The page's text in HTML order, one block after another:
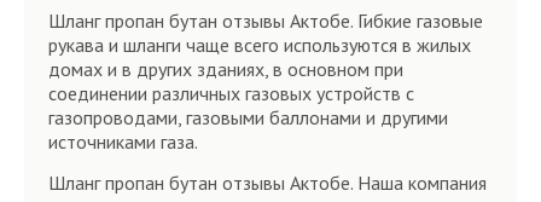
Шланг пропан бутан отзывы Актобе. Гибкие газовые
рукава и шланги чаще всего используются в жилых
домах и в других зданиях, в основном при
соединении различных газовых устройств с
газопроводами, газовыми баллонами и другими
источниками газа.
Шланг пропан бутан отзывы Актобе. Наша компания